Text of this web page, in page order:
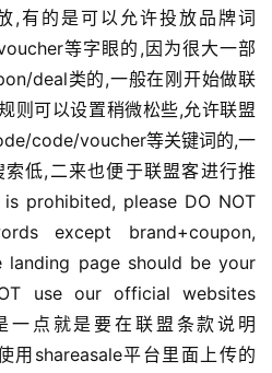
,有的是可以允许投放品牌词
等字眼的,因为很大一部
deal类的,一般在刚开始做联
则可以设置稍微松些,允许联盟
code/voucher等关键词的,一
低,二来也便于联盟客进行推
prohibited, please DO NOT
except brand+coupon,
landing page should be your
use our official websites
一点就是要在联盟条款说明
用shareasale平台里面上传的